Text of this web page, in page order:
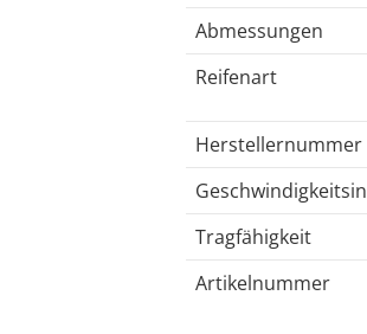
Abmessungen
Reifenart
Herstellernummer
Tragfähigkeit
Artikelnummer